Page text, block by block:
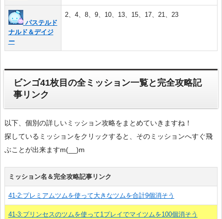
パステルド
ナルド＆デイジ
ー
2、4、8、9、10、13、15、17、21、23
ビンゴ41枚目の全ミッション一覧と完全攻略記
事リンク
以下、個別の詳しいミッション攻略をまとめていきますね！
探しているミッションをクリックすると、そのミッションへすぐ飛
ぶことが出来ますm(__)m
ミッション名＆完全攻略記事リンク
41-2:プレミアムツムを使って大きなツムを合計9個消そう
41-3:プリンセスのツムを使って1プレイでマイツムを100個消そう